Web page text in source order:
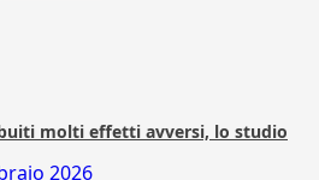
molti effetti avversi, lo studio
2026